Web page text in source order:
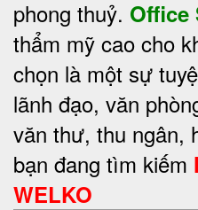
phong thuỷ. Office
thẩm mỹ cao cho
chọn là một sự
lãnh đạo, văn
văn thư, thu ngân,
bạn đang tìm kiếm
WELKO